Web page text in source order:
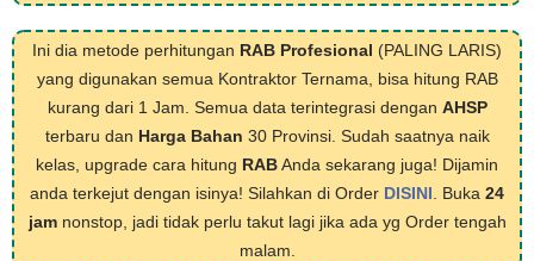
Ini dia metode perhitungan RAB Profesional (PALING LARIS)
yang digunakan semua Kontraktor Ternama, bisa hitung RAB
kurang dari 1 Jam. Semua data terintegrasi dengan AHSP
terbaru dan Harga Bahan 30 Provinsi. Sudah saatnya naik
kelas, upgrade cara hitung RABAnda sekarang juga! Dijamin
anda terkejut dengan isinya! Silahkan di Order DISINI . Buka 24
jamnonstop, jadi tidak perlu takut lagi jika ada yg Order tengah
malam.